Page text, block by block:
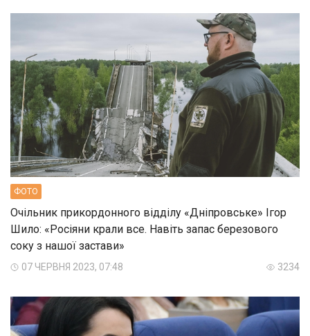
ФОТО
Очільник прикордонного відділу «Дніпровське» Ігор
Шило: «Росіяни крали все. Навіть запас березового
соку з нашої застави»
07 ЧЕРВНЯ 2023, 07:48 3234